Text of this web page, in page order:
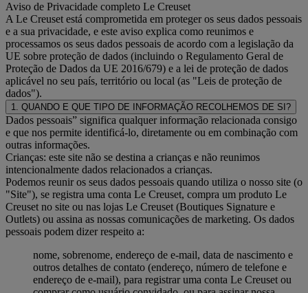
Aviso de Privacidade completo Le Creuset
A Le Creuset está comprometida em proteger os seus dados pessoais
e a sua privacidade, e este aviso explica como reunimos e
processamos os seus dados pessoais de acordo com a legislação da
UE sobre proteção de dados (incluindo o Regulamento Geral de
Proteção de Dados da UE 2016/679) e a lei de proteção de dados
aplicável no seu país, território ou local (as "Leis de proteção de
dados").
1. QUANDO E QUE TIPO DE INFORMAÇÃO RECOLHEMOS DE SI?
Dados pessoais” significa qualquer informação relacionada consigo
e que nos permite identificá-lo, diretamente ou em combinação com
outras informações.
Crianças: este site não se destina a crianças e não reunimos
intencionalmente dados relacionados a crianças.
Podemos reunir os seus dados pessoais quando utiliza o nosso site (o
"Site"), se registra uma conta Le Creuset, compra um produto Le
Creuset no site ou nas lojas Le Creuset (Boutiques Signature e
Outlets) ou assina as nossas comunicações de marketing. Os dados
pessoais podem dizer respeito a:
nome, sobrenome, endereço de e-mail, data de nascimento e
outros detalhes de contato (endereço, número de telefone e
endereço de e-mail), para registrar uma conta Le Creuset ou